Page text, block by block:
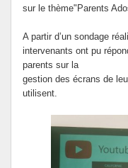
sur le thème"Parents
A partir d’un sondage
intervenants ont pu
parents sur la
gestion des écrans de
utilisent.